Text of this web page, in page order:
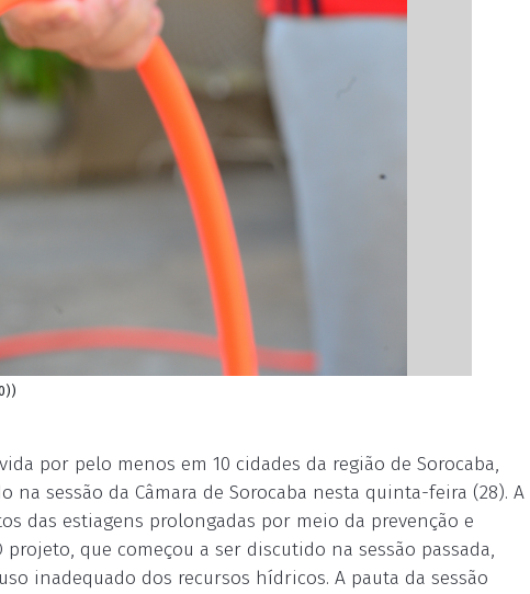
por pelo menos em 10 cidades da região de Sorocaba,
sessão da Câmara de Sorocaba nesta quinta-feira (28). A
das estiagens prolongadas por meio da prevenção e
que começou a ser discutido na sessão passada,
inadequado dos recursos hídricos. A pauta da sessão